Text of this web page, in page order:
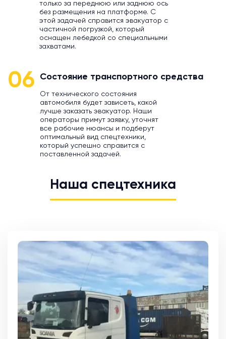
только за переднюю или заднюю ось
без размещения на платформе. С
этой задачей справится эвакуатор с
частичной погрузкой, который
оснащен лебедкой со специальными
захватами.
06 Состояние транспортного средства
От технического состояния
автомобиля будет зависеть, какой
лучше заказать эвакуатор. Наши
операторы примут заявку, уточнят
все рабочие нюансы и подберут
оптимальный вид спецтехники,
который успешно справится с
поставленной задачей.
Наша спецтехника